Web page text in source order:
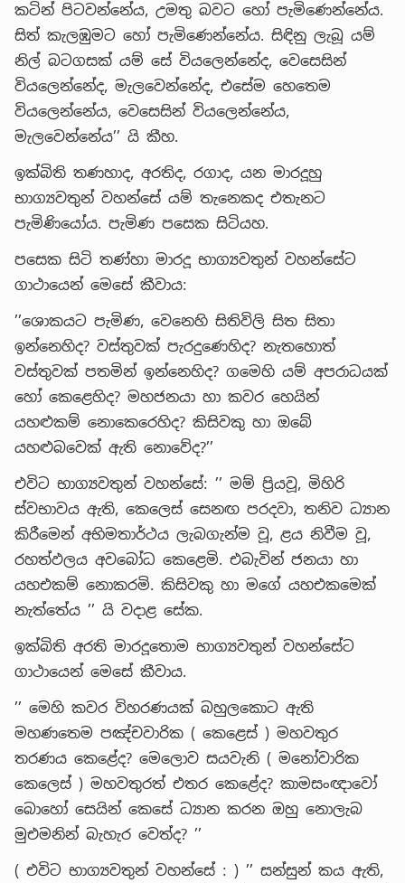
කටින් පිටවන්නේය, උමතු බවට හෝ පැමිණෙන්නේය.
සිත් කැලඹුමට හෝ පැමිණෙන්නේය. සිඳිනු ලැබූ යම්
නිල් බටගසක් යම් සේ වියලෙන්නේද, වෙසෙසින්
වියලෙන්නේද, මැලවෙන්නේද, එසේම හෙතෙම
වියලෙන්නේය, වෙසෙසින් වියලෙන්නේය,
මැලවෙන්නේය’’ යි කීහ.
ඉක්බිති තණහාද, අරතිද, රගාද, යන මාරදූහු
භාග්‍යවතුන් වහන්සේ යම් තැනෙකද එතැනට
පැමිණියෝය. පැමිණ පසෙක සිටියහ.
පසෙක සිටි තණ්හා මාරදූ භාග්‍යවතුන් වහන්සේට
ගාථායෙන් මෙසේ කීවාය:
’’ශොකයට පැමිණ, වෙනෙහි සිතිවිලි සිත සිතා
ඉන්නෙහිද? වස්තුවක් පැරදුණෙහිද? නැතහොත්
වස්තුවක් පතමින් ඉන්නෙහිද? ගමෙහි යම් අපරාධයක්
හෝ කෙළෙහිද? මහජනයා හා කවර හෙයින්
යහළුකම් නොකෙරෙහිද? කිසිවකු හා ඔබේ
යහළුබවෙක් ඇති නොවේද?’’
එවිට භාග්‍යවතුන් වහන්සේ: ’’ මම් ප්‍රියවූ, මිහිරි
ස්වභාවය ඇති, කෙලෙස් සෙනඟ පරදවා, තනිව ධ්‍යාන
කිරීමෙන් අභිමතාර්ථය ලැබගැන්ම වූ, ළය නිවීම වූ,
රහත්ඵලය අවබෝධ කෙළෙමි. එබැවින් ජනයා හා
යහඑකම් නොකරමි. කිසිවකු හා මගේ යහඑකමෙක්
නැත්තේය ’’ යි වදාළ සේක.
ඉක්බිති අරති මාරදූතොම භාග්‍යවතුන් වහන්සේට
ගාථායෙන් මෙසේ කීවාය.
’’ මෙහි කවර විහරණයක් බහුලකොට ඇති
මහණතෙම පඤ්චවාරික ( කෙළෙස් ) මහවතුර
තරණය කෙළේද? මෙලොව සයවැනි ( මනෝවාරික
කෙලෙස් ) මහවතුරත් එතර කෙළේද? කාමසංඥාවෝ
බොහෝ සෙයින් කෙසේ ධ්‍යාන කරන ඔහු නොලැබ
මුඑමනින් බැහැර වෙත්ද? ’’
( එවිට භාග්‍යවතුන් වහන්සේ : ) ’’ සන්සුන් කය ඇති,